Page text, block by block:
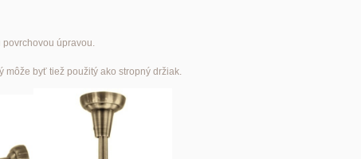
povrchovou úpravou.
môže byť tiež použitý ako stropný držiak.